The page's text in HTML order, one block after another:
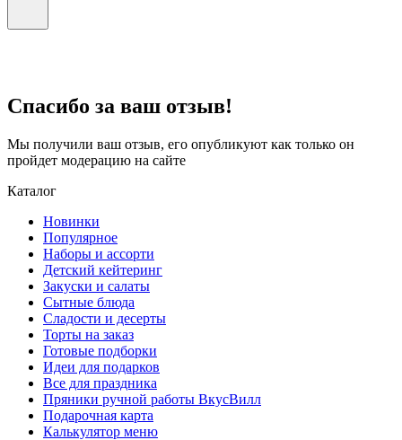
Спасибо за ваш отзыв!
Мы получили ваш отзыв, его опубликуют как только он
пройдет модерацию на сайте
Каталог
Новинки
Популярное
Наборы и ассорти
Детский кейтеринг
Закуски и салаты
Сытные блюда
Сладости и десерты
Торты на заказ
Готовые подборки
Идеи для подарков
Все для праздника
Пряники ручной работы ВкусВилл
Подарочная карта
Калькулятор меню